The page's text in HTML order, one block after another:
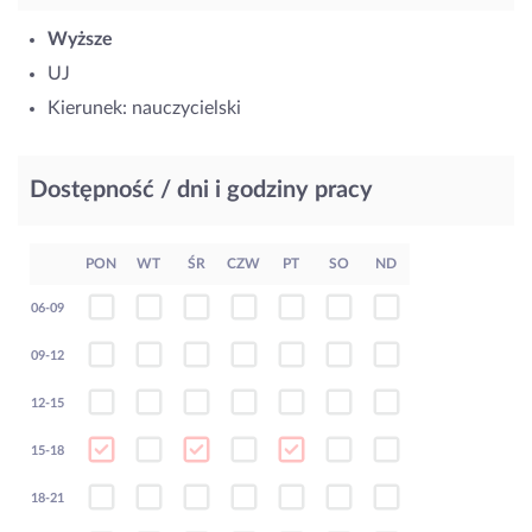
Wyższe
UJ
Kierunek: nauczycielski
Dostępność / dni i godziny pracy
PON WT ŚR CZW PT SO ND
06-09
09-12
12-15
15-18
18-21